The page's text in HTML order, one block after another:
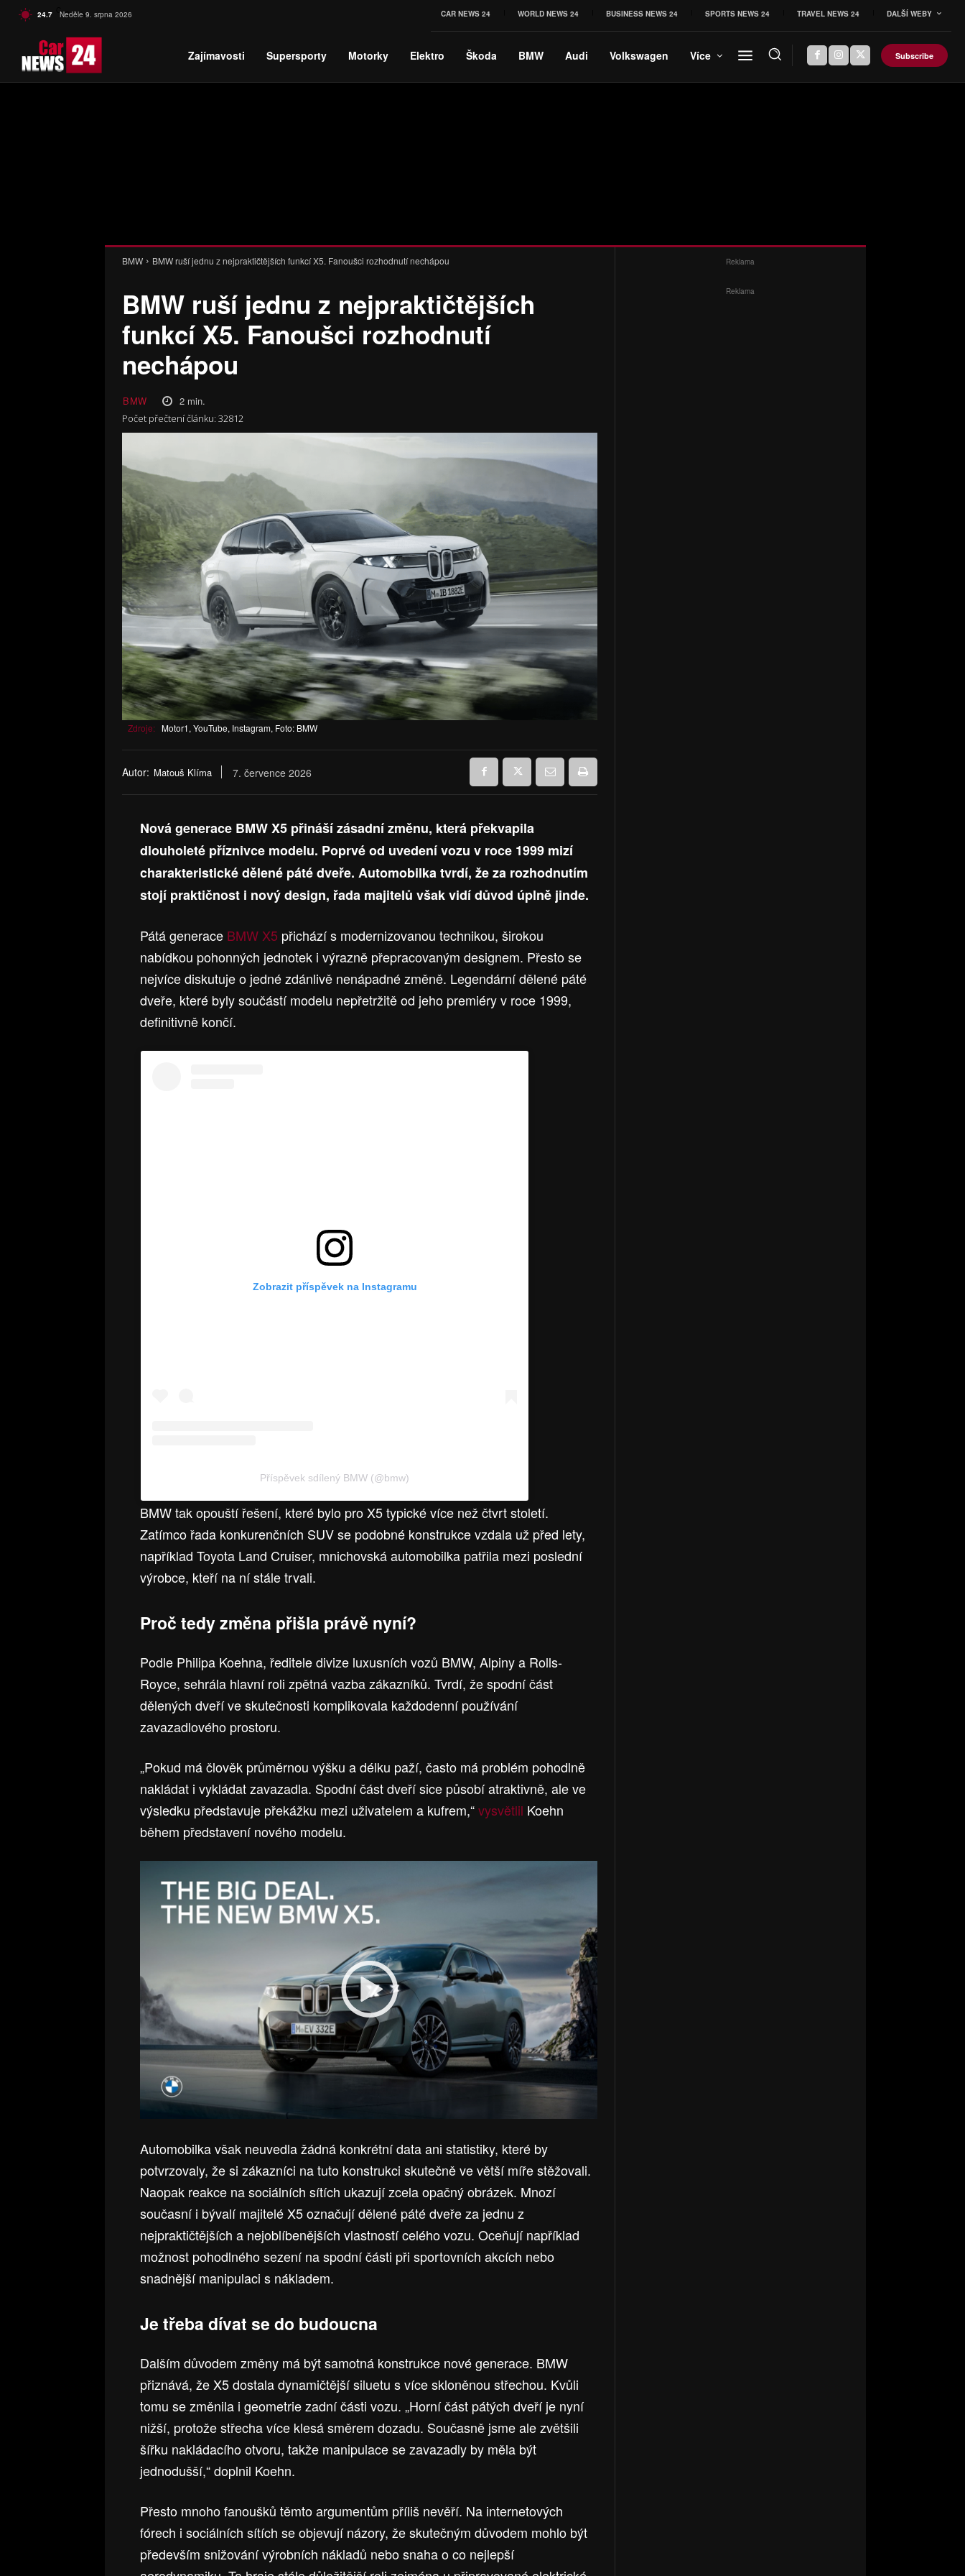
24.7 C Czech
Neděle 9. srpna 2026 CAR NEWS 24 WORLD NEWS 24 BUSINESS NEWS 24 SPORTS NEWS 24 TRAVEL NEWS 24 DALŠÍ WEBY
Zajímavosti Supersporty Motorky Elektro Škoda BMW Audi Volkswagen Více Subscribe
BMW BMW ruší jednu z nejpraktičtějších funkcí X5. Fanoušci rozhodnutí nechápou
BMW ruší jednu z nejpraktičtějších
funkcí X5. Fanoušci rozhodnutí
nechápou
BMW 2min.
Počet přečtení článku: 32812
Zdroje: Motor1, YouTube, Instagram, Foto: BMW
Autor: Matouš Klíma 7. července 2026
Nová generace BMW X5 přináší zásadní změnu, která překvapila
dlouholeté příznivce modelu. Poprvé od uvedení vozu v roce 1999 mizí
charakteristické dělené páté dveře. Automobilka tvrdí, že za rozhodnutím
stojí praktičnost i nový design, řada majitelů však vidí důvod úplně jinde.
Pátá generace BMW X5 přichází s modernizovanou technikou, širokou
nabídkou pohonných jednotek i výrazně přepracovaným designem. Přesto se
nejvíce diskutuje o jedné zdánlivě nenápadné změně. Legendární dělené páté
dveře, které byly součástí modelu nepřetržitě od jeho premiéry v roce 1999,
definitivně končí.
Zobrazit příspěvek na Instagramu
Příspěvek sdílený BMW (@bmw)
BMW tak opouští řešení, které bylo pro X5 typické více než čtvrt století.
Zatímco řada konkurenčních SUV se podobné konstrukce vzdala už před lety,
například Toyota Land Cruiser, mnichovská automobilka patřila mezi poslední
výrobce, kteří na ní stále trvali.
Proč tedy změna přišla právě nyní?
Podle Philipa Koehna, ředitele divize luxusních vozů BMW, Alpiny a Rolls-
Royce, sehrála hlavní roli zpětná vazba zákazníků. Tvrdí, že spodní část
dělených dveří ve skutečnosti komplikovala každodenní používání
zavazadlového prostoru.
„Pokud má člověk průměrnou výšku a délku paží, často má problém pohodlně
nakládat i vykládat zavazadla. Spodní část dveří sice působí atraktivně, ale ve
výsledku představuje překážku mezi uživatelem a kufrem,“vysvětlil Koehn
během představení nového modelu.
Automobilka však neuvedla žádná konkrétní data ani statistiky, které by
potvrzovaly, že si zákazníci na tuto konstrukci skutečně ve větší míře stěžovali.
Naopak reakce na sociálních sítích ukazují zcela opačný obrázek. Mnozí
současní i bývalí majitelé X5 označují dělené páté dveře za jednu z
nejpraktičtějších a nejoblíbenějších vlastností celého vozu. Oceňují například
možnost pohodlného sezení na spodní části při sportovních akcích nebo
snadnější manipulaci s nákladem.
Je třeba dívat se do budoucna
Dalším důvodem změny má být samotná konstrukce nové generace. BMW
přiznává, že X5 dostala dynamičtější siluetu s více skloněnou střechou. Kvůli
tomu se změnila i geometrie zadní části vozu. „Horní část pátých dveří je nyní
nižší, protože střecha více klesá směrem dozadu. Současně jsme ale zvětšili
šířku nakládacího otvoru, takže manipulace se zavazadly by měla být
jednodušší,“ doplnil Koehn.
Přesto mnoho fanoušků těmto argumentům příliš nevěří. Na internetových
fórech i sociálních sítích se objevují názory, že skutečným důvodem mohlo být
především snižování výrobních nákladů nebo snaha o co nejlepší
Reklama
Reklama